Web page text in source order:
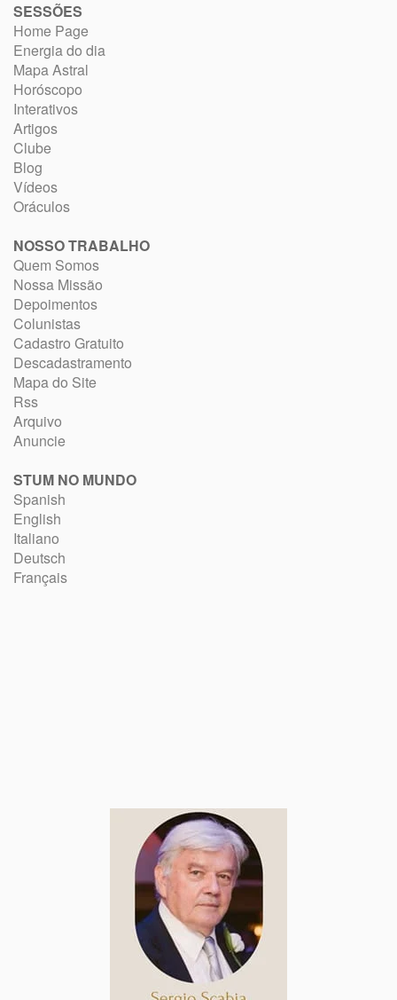
SESSÕES
Home Page
Energia do dia
Mapa Astral
Horóscopo
Interativos
Artigos
Clube
Blog
Vídeos
Oráculos
NOSSO TRABALHO
Quem Somos
Nossa Missão
Depoimentos
Colunistas
Cadastro Gratuito
Descadastramento
Mapa do Site
Rss
Arquivo
Anuncie
STUM NO MUNDO
Spanish
English
Italiano
Deutsch
Français